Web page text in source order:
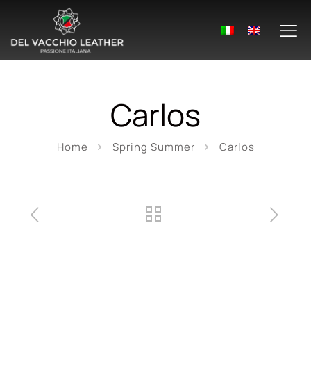
Carlos
Home Spring Summer Carlos